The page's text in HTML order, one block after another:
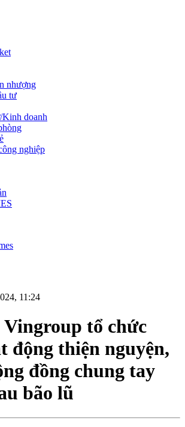
nhượng
tư
Kinh doanh
nghiệp
11:24
Vingroup tổ chức
động thiện nguyện,
đồng chung tay
bão lũ